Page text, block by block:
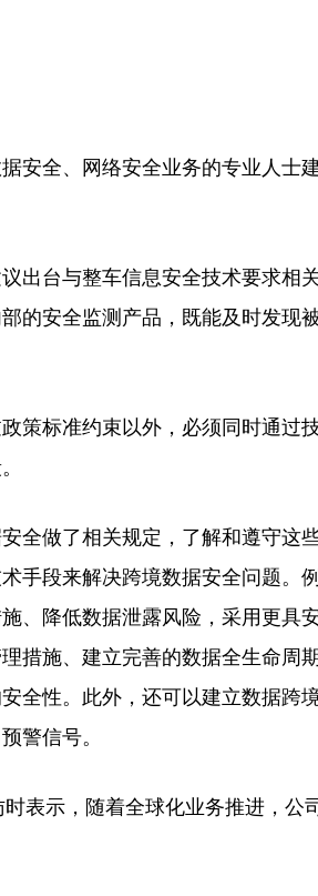
全、网络安全业务的专业人士
台与整车信息安全技术要求相
的安全监测产品，既能及时发现
标准约束以外，必须同时通过技
做了相关规定，了解和遵守这
手段来解决跨境数据安全问题。
、降低数据泄露风险，采用更具
措施、建立完善的数据全生命周
全性。此外，还可以建立数据跨
警信号。
示，随着全球化业务推进，公